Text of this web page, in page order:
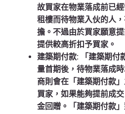
故買家在物業落成前已
租樓而待物業入伙的人
擔。不過由於買家願意
提供較高折扣予買家。
建築期付款: 「建築期付
量首期後，待物業落成
商則會在「建築期付款
買家，如果能夠提前成
金回贈。「建築期付款